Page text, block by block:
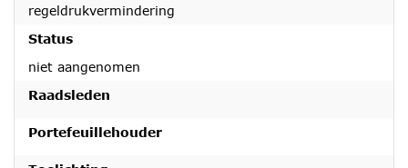
regeldrukvermindering
Status
niet aangenomen
Raadsleden
Portefeuillehouder